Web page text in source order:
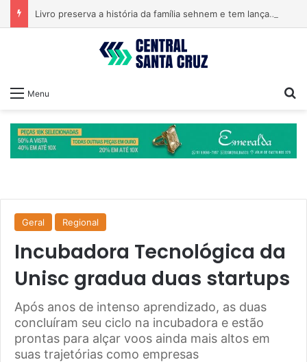
Livro preserva a história da família sehnem e tem lançamento em encontro familiar
Menu
Geral Regional
Incubadora Tecnológica da
Unisc gradua duas startups
Após anos de intenso aprendizado, as duas
concluíram seu ciclo na incubadora e estão
prontas para alçar voos ainda mais altos em
suas trajetórias como empresas